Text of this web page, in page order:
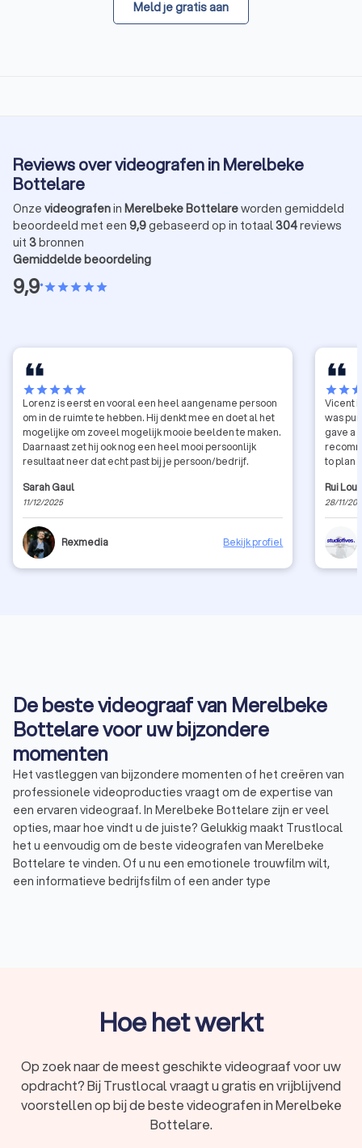
Meld je gratis aan
Reviews over videografen in Merelbeke
Bottelare
Onze videografenin Merelbeke Bottelareworden gemiddeld
beoordeeld met een 9,9gebaseerd op in totaal304reviews
uit 3bronnen
Gemiddelde beoordeling
9,9•starstarstarstarstar
starstarstarstarstar
Lorenz is eerst en vooral een heel aangename persoon
om in de ruimte te hebben. Hij denkt mee en doet al het
mogelijke om zoveel mogelijk mooie beelden te maken.
Daarnaast zet hij ook nog een heel mooi persoonlijk
resultaat neer dat echt past bij je persoon/bedrijf.
Sarah Gaul
11/12/2025
Rexmedia Bekijk profiel
starstar
Vicent
was
gave a
to plan
Rui
28/11/
De beste videograaf van Merelbeke
Bottelare voor uw bijzondere
momenten
Het vastleggen van bijzondere momenten of het creëren van
professionele videoproducties vraagt om de expertise van
een ervaren videograaf. In Merelbeke Bottelare zijn er veel
opties, maar hoe vindt u de juiste? Gelukkig maakt Trustlocal
het u eenvoudig om de beste videografen van Merelbeke
Bottelare te vinden. Of u nu een emotionele trouwfilm wilt,
een informatieve bedrijfsfilm of een ander type
Vind vandaag nog de beste videograaf uit Merelbeke
professionele en creatieve manier vastlegt.
Wat doet een videograaf?
Hoe het werkt
Op zoek naar de meest geschikte videograaf voor uw
opdracht? Bij Trustlocal vraagt u gratis en vrijblijvend
voorstellen op bij de beste videografen in Merelbeke
Bottelare.